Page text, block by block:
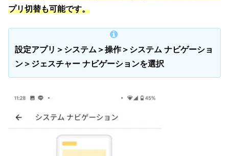
プリ切替も可能です。
設定アプリ＞システム＞操作＞システム ナビゲーショ
ン＞ジェスチャー ナビゲーションを選択